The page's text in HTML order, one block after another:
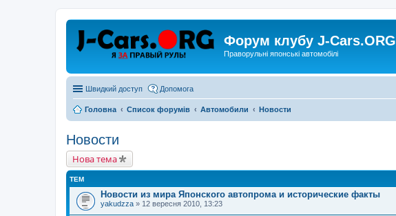
Форум клубу J-Cars.ORG
Праворульні японські автомобілі
Швидкий доступ Допомога
Головна Список форумів Автомобили Новости
Новости
Нова тема
ТЕМ
Новости из мира Японского автопрома и исторические факты
yakudzza » 12 вересня 2010, 13:23